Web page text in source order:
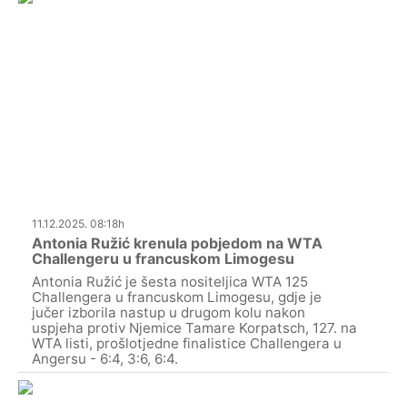
11.12.2025. 08:18h
Antonia Ružić krenula pobjedom na WTA
Challengeru u francuskom Limogesu
Antonia Ružić je šesta nositeljica WTA 125
Challengera u francuskom Limogesu, gdje je
jučer izborila nastup u drugom kolu nakon
uspjeha protiv Njemice Tamare Korpatsch, 127. na
WTA listi, prošlotjedne finalistice Challengera u
Angersu - 6:4, 3:6, 6:4.